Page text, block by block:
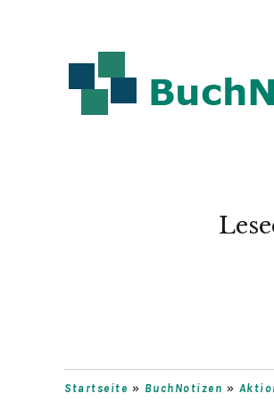
Startseite » BuchNotizen »